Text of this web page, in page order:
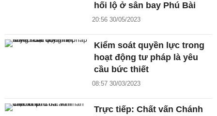
hối lộ ở sân bay Phú Bài
20:56 30/05/2023
Kiểm soát quyền lực trong
hoạt động tư pháp là yêu
cầu bức thiết
08:57 30/03/2023
Trực tiếp: Chất vấn Chánh